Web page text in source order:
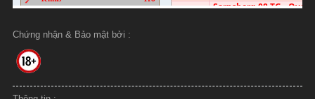
Chứng nhận & Bảo mật bởi :